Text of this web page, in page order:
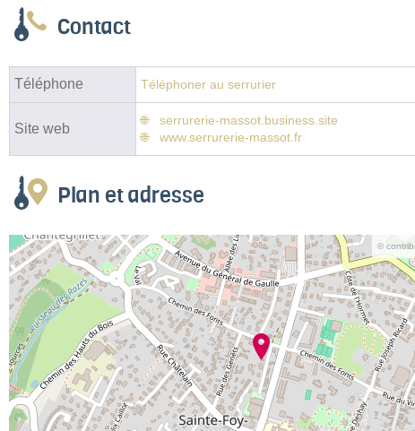
Contact
Téléphone Téléphoner au serrurier
Site web
serrurerie-massot.business.site
www.serrurerie-massot.fr
Plan et adresse
©